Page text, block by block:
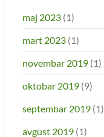
maj 2023(1)
mart 2023(1)
novembar 2019(1)
oktobar 2019(9)
septembar 2019(1)
avgust 2019(1)